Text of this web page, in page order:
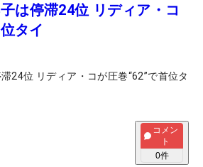
は停滞24位 リディア・コ
タイ
24位 リディア・コが圧巻“62”で首位タ
コメン
ト
0件